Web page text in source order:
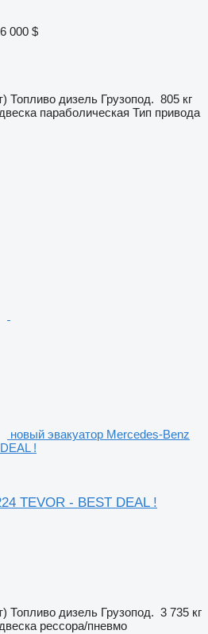
000 $
Топливо дизель Грузопод. 805 кг
параболическая Тип привода
новый эвакуатор Mercedes-Benz
!
TEVOR - BEST DEAL !
Топливо дизель Грузопод. 3 735 кг
рессора/пневмо